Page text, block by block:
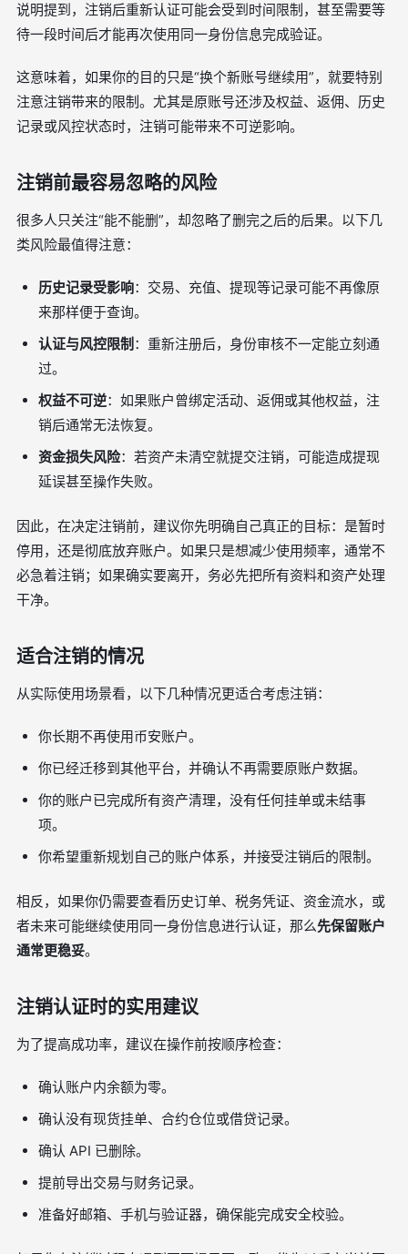
说明提到，注销后重新认证可能会受到时间限制，甚至需要等
待一段时间后才能再次使用同一身份信息完成验证。
这意味着，如果你的目的只是“换个新账号继续用”，就要特别
注意注销带来的限制。尤其是原账号还涉及权益、返佣、历史
记录或风控状态时，注销可能带来不可逆影响。
注销前最容易忽略的风险
很多人只关注“能不能删”，却忽略了删完之后的后果。以下几
类风险最值得注意：
历史记录受影响：交易、充值、提现等记录可能不再像原
来那样便于查询。
认证与风控限制 ：重新注册后，身份审核不一定能立刻通
过。
权益不可逆：如果账户曾绑定活动、返佣或其他权益，注
销后通常无法恢复。
资金损失风险：若资产未清空就提交注销，可能造成提现
延误甚至操作失败。
因此，在决定注销前，建议你先明确自己真正的目标：是暂时
停用，还是彻底放弃账户。如果只是想减少使用频率，通常不
必急着注销；如果确实要离开，务必先把所有资料和资产处理
干净。
适合注销的情况
从实际使用场景看，以下几种情况更适合考虑注销：
你长期不再使用币安账户。
你已经迁移到其他平台，并确认不再需要原账户数据。
你的账户已完成所有资产清理，没有任何挂单或未结事
项。
你希望重新规划自己的账户体系，并接受注销后的限制。
相反，如果你仍需要查看历史订单、税务凭证、资金流水，或
者未来可能继续使用同一身份信息进行认证，那么先保留账户
通常更稳妥。
注销认证时的实用建议
为了提高成功率，建议在操作前按顺序检查：
确认账户内余额为零。
确认没有现货挂单、合约仓位或借贷记录。
确认 API 已删除。
提前导出交易与财务记录。
准备好邮箱、手机与验证器，确保能完成安全校验。